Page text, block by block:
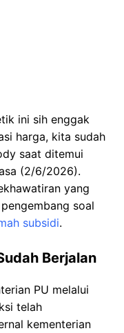
ini sih enggak
harga, kita sudah
saat ditemui
(2/6/2026).
yang
soal
subsidi.
Berjalan
PU melalui
telah
kementerian